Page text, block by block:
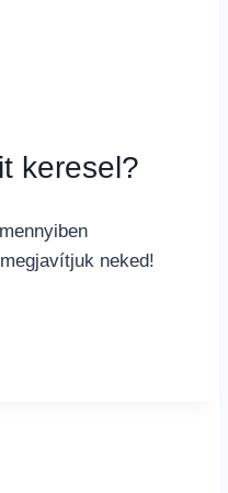
keresel?
neked!